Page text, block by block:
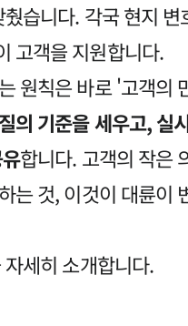
습니다. 각국 현지
고객을 지원합니다.
원칙은 바로 '고객의
의 기준을 세우고, 실
합니다. 고객의 작은
는 것, 이것이 대륜이
세히 소개합니다.